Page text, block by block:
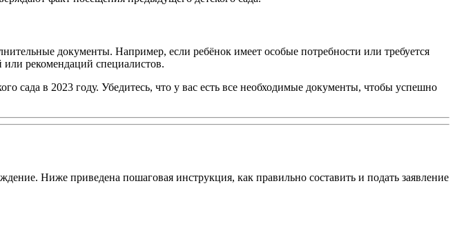
документы. Например, если ребёнок имеет особые потребности или требуется
или рекомендаций специалистов.
сада в 2023 году. Убедитесь, что у вас есть все необходимые документы, чтобы успешно
Ниже приведена пошаговая инструкция, как правильно составить и подать заявление